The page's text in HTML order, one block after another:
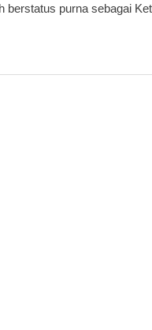
purna sebagai